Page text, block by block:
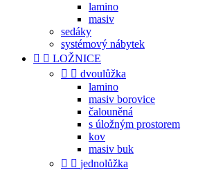
lamino
masiv
sedáky
systémový nábytek
  LOŽNICE
  dvoulůžka
lamino
masiv borovice
čalouněná
s úložným prostorem
kov
masiv buk
  jednolůžka